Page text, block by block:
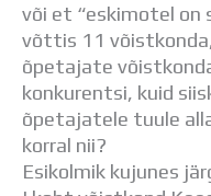
Aastaplaan
Õppekava
Ainepassid
Huviringid
Õpilastööd
Distantsõpe
Kodukord
või et “eskimotel on
võttis 11
õpetajate
konkurentsi, kuid
õpetajatele tuule
korral nii?
Esikolmik kujunes